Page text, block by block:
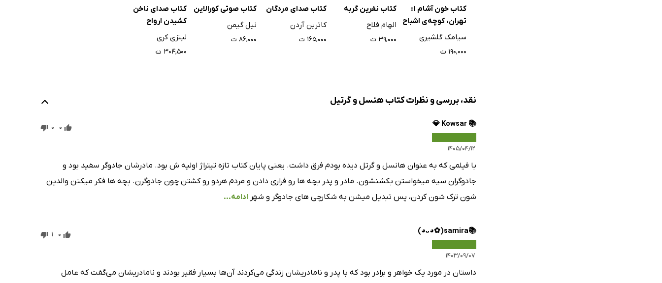
کتاب خون آشام 1:
تهران، کوچه‌ی اشباح
سیامک گلشیری
۱۹۰,۰۰۰ ت
کتاب نفرین گربه
الهام فلاح
۳۹,۰۰۰ ت
کتاب صدای مردگان
کاترین آردن
۱۶۵,۰۰۰ ت
کتاب صوتی کورالاین
نیل گیمن
۸۶,۰۰۰ ت
کتاب صدای ناخن
کشیدن ارواح
لینزی کری
۳۰۴,۵۰۰ ت
نقد، بررسی و نظرات کتاب هنسل و گرتیل
📚 Kowsar 💎
۱۴۰۵/۰۴/۱۲
0
0
با فیلمی که به عنوان هانسل و گرتل دیده بودم فرق داشت. یعنی پایان کتاب تازه تیتراژ اولیه ش بود. مادرشان جادوگر سفید بود و
جادوگران سیه میخواستن بکشنشون. مادر و پدر بچه ها رو فراری دادن و مردم هردو رو کشتن چون جادوگرن. بچه ها فکر میکنن والدین
شون ترک شون کردن، پس تبدیل میشن به شکارچی های جادوگر و شهر ادامه...
📚samira⁦(⁠◕⁠ᴗ⁠◕⁠✿⁠)⁩⁦
۱۴۰۳/۰۹/۰۷
0
1
داستان در مورد یک خواهر و برادر بود که با پدر و نامادریشان زندگی می‌کردند آن‌ها بسیار فقیر بودند و نامادریشان می‌گفت که عامل